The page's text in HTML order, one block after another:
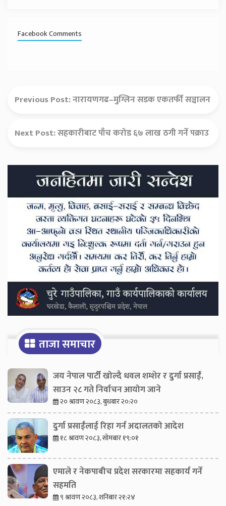
Facebook Comments
Previous Post:नारायणगढ–मुग्लिन सडक एकतर्फी सञ्चालन
Next Post:सहकारीबाट पाँच करोड ६७ लाख ठगी गर्ने पक्राउ
Secondary
Sidebar
ताजा समाचार
जय नेपाल पार्टी खोल्दै धवल शम्शेर र दुर्गा प्रसाईं,
साउन २८ गते निर्वाचन आयोग जाने
२० श्रावण २०८३, बुधबार २०:२०
दुर्गा प्रसाईंलाई रिहा गर्न अदालतको आदेश
१८ श्रावण २०८३, सोमबार १९:०१
एमाले र नेकपाबीच प्रदेश सरकारमा सहकार्य गर्ने
सहमति
९ श्रावण २०८३, शनिबार २१:२४